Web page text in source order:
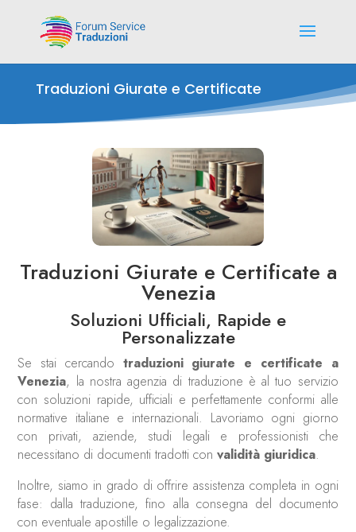
Traduzioni Giurate e Certificate
Traduzioni Giurate e Certificate a
Venezia
Soluzioni Ufficiali, Rapide e
Personalizzate
Se stai cercando traduzioni giurate e certificate a
Venezia, la nostra agenzia di traduzione è al tuo servizio
con soluzioni rapide, ufficiali e perfettamente conformi alle
normative italiane e internazionali. Lavoriamo ogni giorno
con privati, aziende, studi legali e professionisti che
necessitano di documenti tradotti convalidità giuridica.
Inoltre, siamo in grado di offrire assistenza completa in ogni
fase: dalla traduzione, fino alla consegna del documento
con eventuale apostille o legalizzazione.